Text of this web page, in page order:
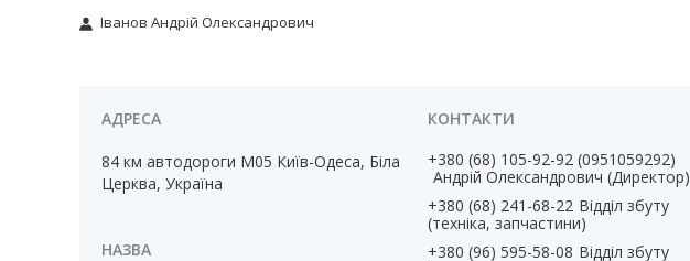
Іванов Андрій Олександрович
84 км автодороги М05 Київ-Одеса, Біла
Церква, Україна
+380 (68) 105-92-92 0951059292
Андрій Олександрович (Директор)
+380 (68) 241-68-22 Відділ збуту
(техніка, запчастини)
+380 (96) 595-58-08 Відділ збуту